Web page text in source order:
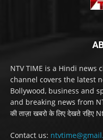
NTV TIME is a Hindi news
channel covers the latest
Bollywood, business and
and breaking news from
की ताज़ा खबरो के लिए देखते रहिए
Contact us: